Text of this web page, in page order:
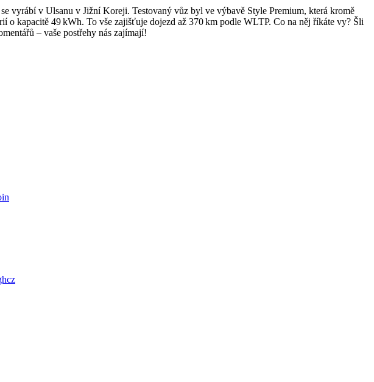
vyrábí v Ulsanu v Jižní Koreji. Testovaný vůz byl ve výbavě Style Premium, která kromě
kapacitě 49 kWh. To vše zajišťuje dojezd až 370 km podle WLTP. Co na něj říkáte vy? Šli
– vaše postřehy nás zajímají!